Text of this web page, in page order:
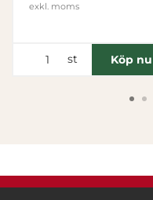
exkl. moms
st Köp nu